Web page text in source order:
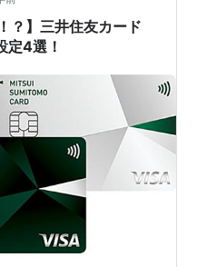
？】三井住友カード
定4選！